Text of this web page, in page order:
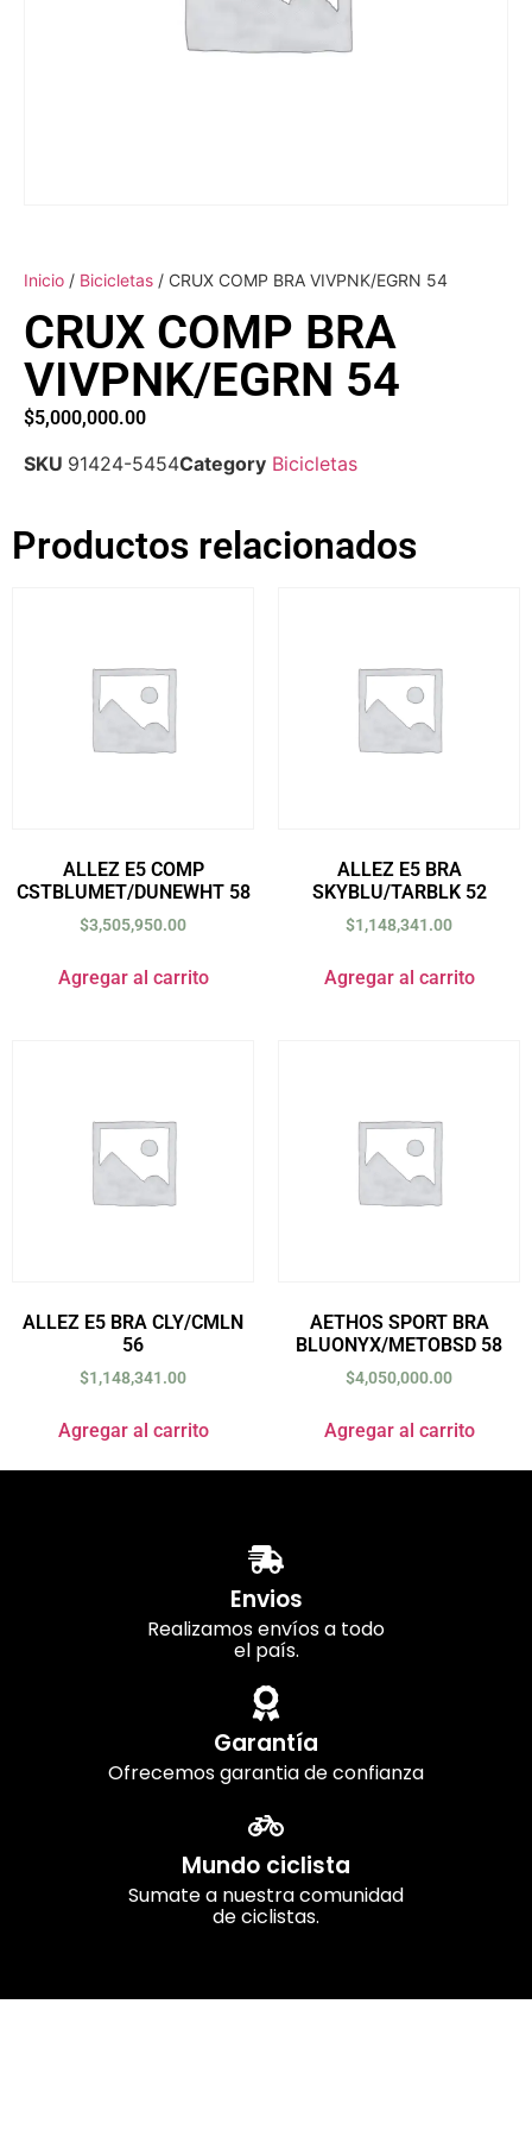
Inicio / Bicicletas / CRUX COMP BRA VIVPNK/EGRN 54
CRUX COMP BRA
VIVPNK/EGRN 54
$5,000,000.00
SKU 91424-5454Category Bicicletas
Productos relacionados
ALLEZ E5 COMP
CSTBLUMET/DUNEWHT 58
$3,505,950.00
Agregar al carrito
ALLEZ E5 BRA
SKYBLU/TARBLK 52
$1,148,341.00
Agregar al carrito
ALLEZ E5 BRA CLY/CMLN
56
$1,148,341.00
Agregar al carrito
AETHOS SPORT BRA
BLUONYX/METOBSD 58
$4,050,000.00
Agregar al carrito
Envios
Realizamos envíos a todo
el país.
Garantía
Ofrecemos garantia de confianza
Mundo ciclista
Sumate a nuestra comunidad
de ciclistas.